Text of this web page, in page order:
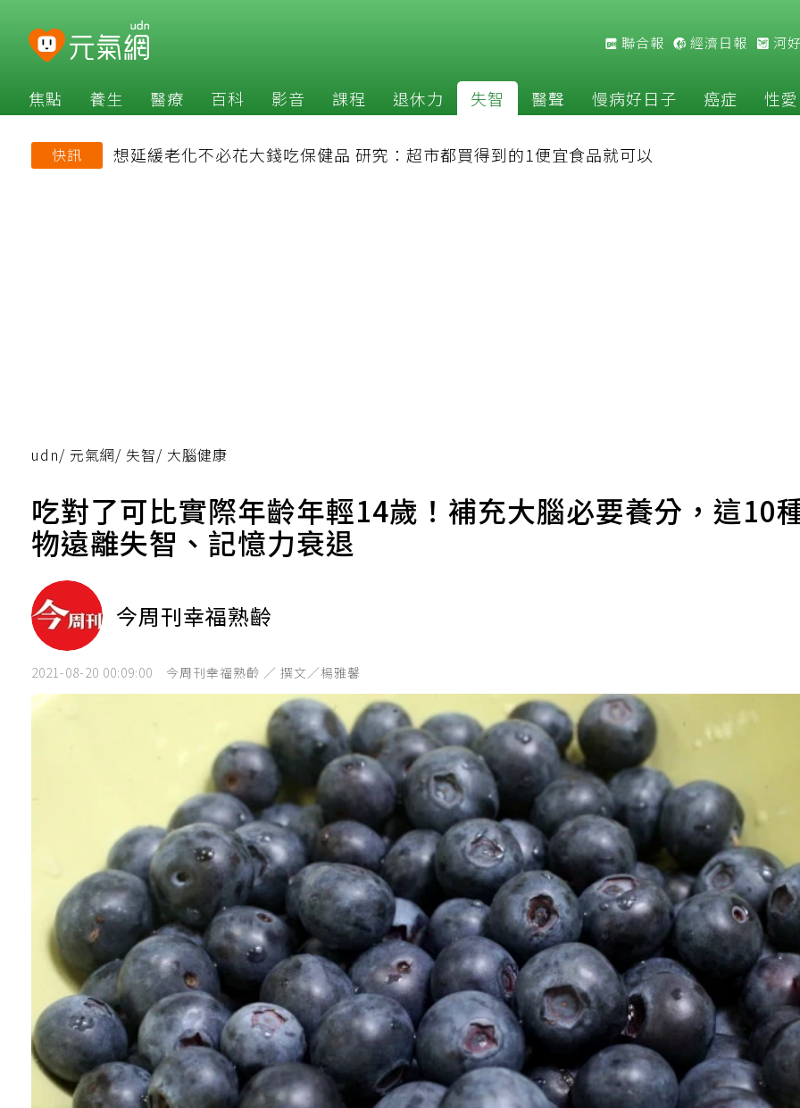
聯合報 經濟日報 河
焦點 養生 醫療 百科 影音 課程 退休力 失智 醫聲 慢病好日子 癌症 性愛
快訊 想延緩老化不必花大錢吃保健品 研究：超市都買得到的1便宜食品就可以
udn/ 元氣網/ 失智/ 大腦健康
吃對了可比實際年齡年輕14歲！補充大腦必要養分，這10
物遠離失智、記憶力衰退
今周刊幸福熟齡
2021-08-20 00:09:00 今周刊幸福熟齡 ／ 撰文／楊雅馨